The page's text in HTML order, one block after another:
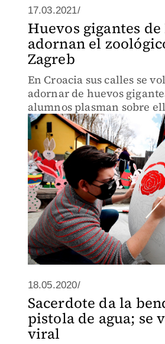
17.03.2021/
Huevos gigantes de
adornan el
Zagreb
En Croacia sus calles se
adornar de huevos
alumnos plasman sobre
18.05.2020/
Sacerdote da la
pistola de agua; se
viral